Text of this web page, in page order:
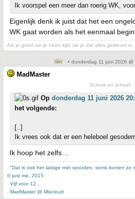
Ik voorspel een meer dan roerig WK,
Eigenlijk denk ik juist dat het een
WK gaat worden als het eenmaal
Als je goed om je heen kijkt zie je dat alles gekleurd is.
• donderdag 11 juni 2026 @
MadMaster
Schots en scheef...
Op donderdag 11 juni 2026
het volgende:
[..]
Ik vrees ook dat er een heleboel
Ik hoop het zelfs…
- "Dat is ook het lastige met woorden, soms komen ze
© just me, 2015
- Vijf voor 12...
- MadMaster @ Mixcloud